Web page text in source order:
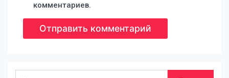
комментариев.